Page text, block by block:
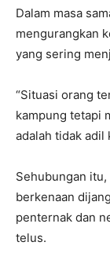
Dalam masa
mengurangkan
yang sering
“Situasi orang
kampung tetapi
adalah tidak adil
Sehubungan
berkenaan
penternak dan
telus.